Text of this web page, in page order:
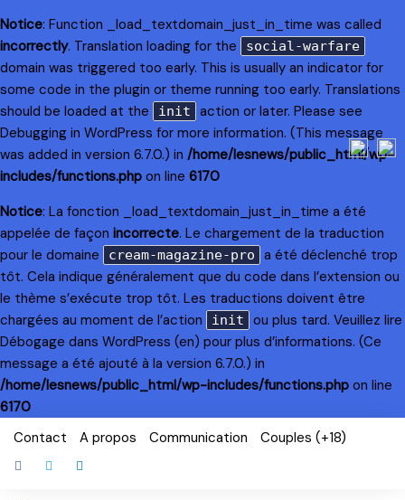
Notice: Function _load_textdomain_just_in_time was called
incorrectly. Translation loading for the social-warfare
domain was triggered too early. This is usually an indicator for
some code in the plugin or theme running too early. Translations
should be loaded at the
init
action or later. Please see
Debugging in WordPress for more information. (This message
was added in version 6.7.0.) in /home/lesnews/public_html/wp-
includes/functions.php on line 6170
Notice: La fonction _load_textdomain_just_in_time a été
appelée de façon incorrecte. Le chargement de la traduction
pour le domaine
cream-magazine-pro
a été déclenché trop
tôt. Cela indique généralement que du code dans l’extension ou
le thème s’exécute trop tôt. Les traductions doivent être
chargées au moment de l’action
init
ou plus tard. Veuillez lire
Débogage dans WordPress (en) pour plus d’informations. (Ce
message a été ajouté à la version 6.7.0.) in
/home/lesnews/public_html/wp-includes/functions.php on line
6170
Skip
content
Contact A propos Communication Couples (+18)